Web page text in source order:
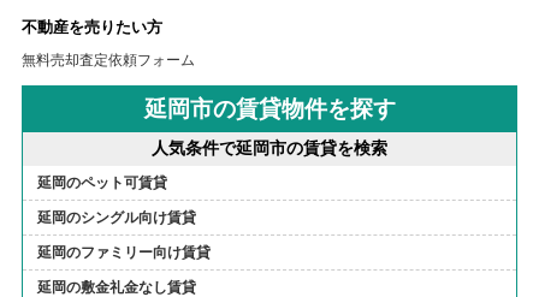
不動産を売りたい方
無料売却査定依頼フォーム
延岡市の賃貸物件を探す
人気条件で延岡市の賃貸を検索
延岡のペット可賃貸
延岡のシングル向け賃貸
延岡のファミリー向け賃貸
延岡の敷金礼金なし賃貸